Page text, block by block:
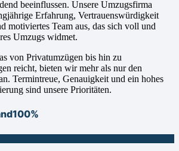
beeinflussen. Unsere Umzugsfirma
Erfahrung, Vertrauenswürdigkeit
motiviertes Team aus, das sich voll und
Umzugs widmet.
von Privatumzügen bis hin zu
reicht, bieten wir mehr als nur den
Termintreue, Genauigkeit und ein hohes
sind unsere Prioritäten.
100%